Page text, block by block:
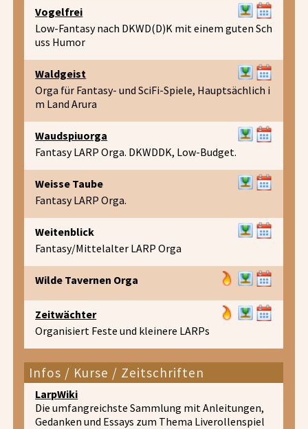
Vogelfrei
Low-Fantasy nach DKWD(D)K mit einem guten Sch
uss Humor
Waldgeist
Orga für Fantasy- und SciFi-Spiele, Hauptsächlich i
m Land Arura
Waudspiuorga
Fantasy LARP Orga. DKWDDK, Low-Budget.
Weisse Taube
Fantasy LARP Orga.
Weitenblick
Fantasy/Mittelalter LARP Orga
Wilde Tavernen Orga
Zeitwächter
Organisiert Feste und kleinere LARPs
Infos / Kurse / Zeitschriften
LarpWiki
Die umfangreichste Sammlung mit Anleitungen,
Gedanken und Essays zum Thema Liverollenspiel